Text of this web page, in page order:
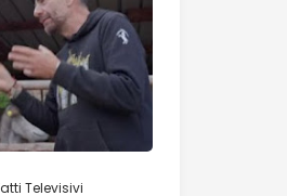
Televisivi